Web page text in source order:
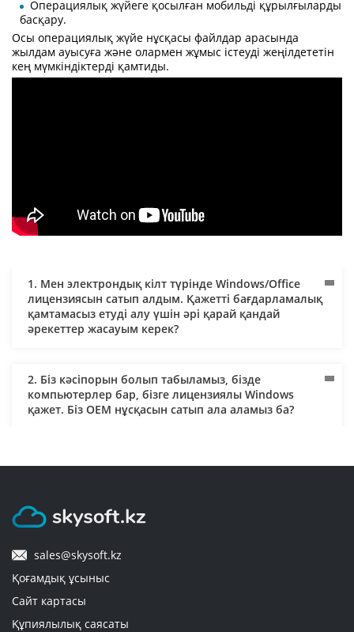
Операциялық жүйеге қосылған мобильді құрылғыларды
басқару.
Осы операциялық жүйе нұсқасы файлдар арасында
жылдам ауысуға және олармен жұмыс істеуді жеңілдететін
кең мүмкіндіктерді қамтиды.
1. Мен электрондық кілт түрінде Windows/Office
лицензиясын сатып алдым. Қажетті бағдарламалық
қамтамасыз етуді алу үшін әрі қарай қандай
әрекеттер жасауым керек?
2. Біз кәсіпорын болып табыламыз, бізде
компьютерлер бар, бізге лицензиялы Windows
қажет. Біз OEM нұсқасын сатып ала аламыз ба?
4. Кәсіпорынға арналған лицензиялық
банк арқылы есеп айырысу шарттары бойынша
ашылған банктік картаны пайдалануға бола ма?
sales@skysoft.kz
Қоғамдық ұсыныс
Сайт картасы
Құпиялылық саясаты